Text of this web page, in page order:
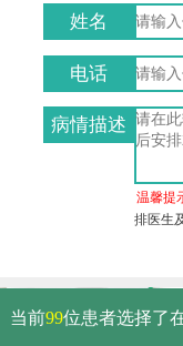
姓名
电话
病情描述
温馨提
排医生
当前99位患者选择了